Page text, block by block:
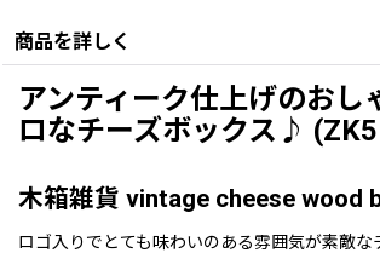
商品を詳しく
アンティーク仕上げのおし
ロなチーズボックス♪
木箱雑貨 vintage cheese wood
ロゴ入りでとても味わいのある雰囲気が素敵